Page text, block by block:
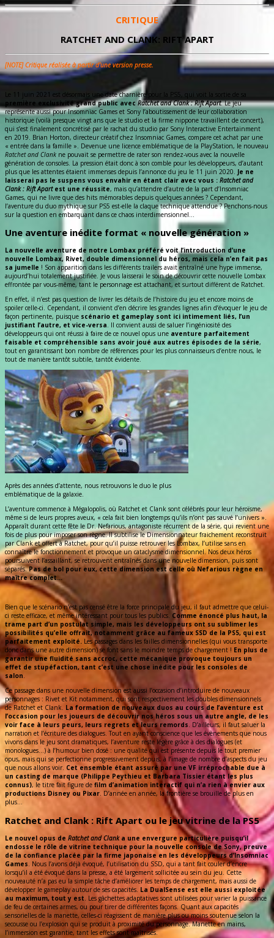
CRITIQUE
RATCHET AND CLANK: RIFT APART
[NOTE] Critique réalisée à partir d’une version presse.
Le 11 juin 2021 est désormais une date charnière pour la PS5, qui voit la sortie de sa
première exclusivité grand public avec Ratchet and Clank : Rift Apart. Le jeu
représente aussi pour Insomniac Games et Sony l’aboutissement de leur collaboration
historique (voilà presque vingt ans que le studio et la firme nippone travaillent de concert),
qui s’est finalement concrétisé par le rachat du studio par Sony Interactive Entertainment
en 2019. Brian Horton, directeur créatif chez Insomniac Games, compare cet achat par une
« entrée dans la famille ». Devenue une licence emblématique de la PlayStation, le nouveau
Ratchet and Clank ne pouvait se permettre de rater son rendez-vous avec la nouvelle
génération de consoles. La pression était donc à son comble pour les développeurs, d’autant
plus que les attentes étaient immenses depuis l’annonce du jeu le 11 juin 2020. Je ne
laisserai pas le suspens vous envahir en étant clair avec vous : Ratchet and
Clank : Rift Apartest une réussite, mais qu’attendre d’autre de la part d’Insomniac
Games, qui ne livre que des hits mémorables depuis quelques années ? Cependant,
l’aventure du duo mythique sur PS5 est-elle la claque technique attendue ? Penchons-nous
sur la question en embarquant dans ce chaos interdimensionnel…
Une aventure inédite format « nouvelle génération »
La nouvelle aventure de notre Lombax préféré voit l’introduction d’une
nouvelle Lombax, Rivet, double dimensionnel du héros, mais cela n’en fait pas
sa jumelle ! Son apparition dans les différents trailers avait entraîné une hype immense,
aujourd’hui totalement justifiée. Je vous laisserai le soin de découvrir cette nouvelle Lombax
effrontée par vous-même, tant le personnage est attachant, et surtout différent de Ratchet.
En effet, il n’est pas question de livrer les détails de l’histoire du jeu et encore moins de
spoiler celle-ci. Cependant, il convient d’en décrire les grandes lignes afin d’évoquer le jeu de
façon pertinente, puisque scénario et gameplay sont ici intimement liés, l’un
justifiant l’autre, et vice-versa. Il convient aussi de saluer l’ingéniosité des
développeurs qui ont réussi à faire de ce nouvel opus une aventure parfaitement
faisable et compréhensible sans avoir joué aux autres épisodes de la série,
tout en garantissant bon nombre de références pour les plus connaisseurs d’entre nous, le
tout de manière tantôt subtile, tantôt évidente.
Après des années d’attente, nous retrouvons le duo le plus
emblématique de la galaxie.
L’aventure commence à Mégalopolis, où Ratchet et Clank sont célébrés pour leur héroïsme,
même si de leurs propres aveux, « cela fait bien longtemps qu’ils n’ont pas sauvé l’univers ».
Apparaît durant cette fête le Dr. Nefarious, antagoniste récurrent de la série, qui revient une
fois de plus pour imposer son règne. Il subtilise le Dimensionnateur fraichement reconstruit
par Clank et offert à Ratchet, pour qu’il puisse retrouver les Lombax, l’utilise sans en
connaître le fonctionnement et provoque un cataclysme dimensionnel. Nos deux héros
poursuivent l’assaillant, se retrouvent entraînés dans une nouvelle dimension, puis sont
séparés.Pas de bol pour eux, cette dimension est celle où Nefarious règne en
maître complet…
Bien que le scénario n’est pas censé être la force principale du jeu, il faut admettre que celui-
ci reste efficace, et même intéressant pour tous les publics. Comme énoncé plus haut, la
trame part d’un postulat simple, mais les développeurs ont su sublimer les
possibilités qu’elle offrait, notamment grâce au fameux SSD de la PS5, qui est
parfaitement exploité. Les passages dans les failles dimensionnelles (qui vous transporte
donc dans une autre dimension) se font sans le moindre temps de chargement ! En plus de
garantir une fluidité sans accroc, cette mécanique provoque toujours un
effet de stupéfaction, tant c’est une chose inédite pour les consoles de
salon.
Ce passage dans une nouvelle dimension est aussi l’occasion d’introduire de nouveaux
personnages : Rivet et Kit notamment, qui sont respectivement les doubles dimensionnels
de Ratchet et Clank. La formation de nouveaux duos au cours de l’aventure est
l’occasion pour les joueurs de découvrir nos héros sous un autre angle, de les
voir face à leurs peurs, leurs regrets et leurs remords. D’ailleurs, il faut saluer la
narration et l’écriture des dialogues. Tout en ayant conscience que les évènements que nous
vivons dans le jeu sont dramatiques, l’aventure reste légère grâce à des dialogues (et
monologues…) à l’humour bien dosé : une qualité qui est présente depuis le tout premier
opus, mais qui se perfectionne progressivement depuis, à l’image de nombre d’aspects du jeu
que nous allons voir. Cet ensemble étant assuré par une VF irréprochable due à
un casting de marque (Philippe Peythieu et Barbara Tissier étant les plus
connus), le titre fait figure de film d’animation interactif qui n’a rien à envier aux
productions Disney ou Pixar. D’année en année, la frontière se brouille de plus en
plus…
Ratchet and Clank : Rift Apart ou le jeu vitrine de la PS5
Le nouvel opus de Ratchet and Clanka une envergure particulière puisqu’il
endosse le rôle de vitrine technique pour la nouvelle console de Sony, preuve
de la confiance placée par la firme japonaise en les développeurs d’Insomniac
Games. Nous l’avons déjà évoqué, l’utilisation du SSD, qui a tant fait couler d’encre
lorsqu’il a été évoqué dans la presse, a été largement sollicitée au sein du jeu. Cette
nouveauté n’a pas eu la simple tâche d’améliorer les temps de chargement, mais aussi de
développer le gameplay autour de ses capacités. La DualSense est elle aussi exploitée
au maximum, tout y est. Les gâchettes adaptatives sont utilisées pour varier la puissance
de feu de certaines armes, ou pour tirer de différentes façons. Quant aux capacités
sensorielles de la manette, celles-ci réagissent de manière plus ou moins soutenue selon la
secousse ou l’explosion qui se produit à proximité du personnage. Manette en mains,
l’immersion est garantie, tant les effets sont maîtrisés.